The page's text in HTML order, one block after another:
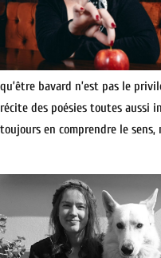
qu’être bavard n’est pas le
récite des poésies toutes aussi
toujours en comprendre le sens,